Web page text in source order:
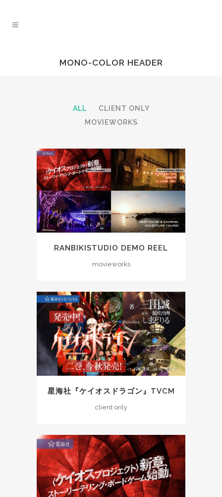
MONO-COLOR HEADER
ALL
CLIENT ONLY
MOVIEWORKS
RANBIKISTUDIO DEMO REEL
movieworks
星海社『ケイオスドラゴン』TVCM
client only